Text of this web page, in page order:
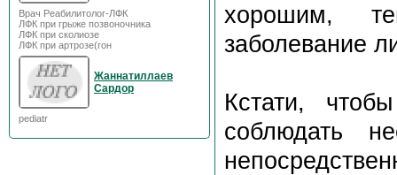
Врач Реабилитолог-ЛФК
ЛФК при грыже позвоночника
ЛФК при сколиозе
ЛФК при артрозе(гон
Жаннатиллаев
Сардор
pediatr
хорошим,
заболевание
Кстати,
соблюдать